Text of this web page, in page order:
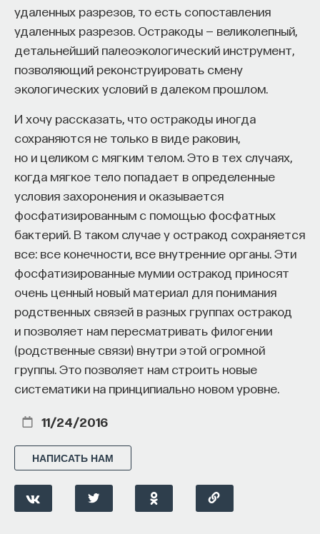
удаленных разрезов, то есть сопоставления
удаленных разрезов. Остракоды — великолепный,
детальнейший палеоэкологический инструмент,
позволяющий реконструировать смену
экологических условий в далеком прошлом.
И хочу рассказать, что остракоды иногда
сохраняются не только в виде раковин,
но и целиком с мягким телом. Это в тех случаях,
когда мягкое тело попадает в определенные
условия захоронения и оказывается
фосфатизированным с помощью фосфатных
бактерий. В таком случае у остракод сохраняется
все: все конечности, все внутренние органы. Эти
фосфатизированные мумии остракод приносят
очень ценный новый материал для понимания
родственных связей в разных группах остракод
и позволяет нам пересматривать филогении
(родственные связи) внутри этой огромной
группы. Это позволяет нам строить новые
систематики на принципиально новом уровне.
11/24/2016
НАПИСАТЬ НАМ